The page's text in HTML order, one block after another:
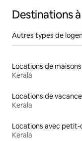
Destinations
Autres types de
Kerala
Kerala
Kerala